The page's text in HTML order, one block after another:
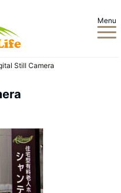
Menu
Still Camera